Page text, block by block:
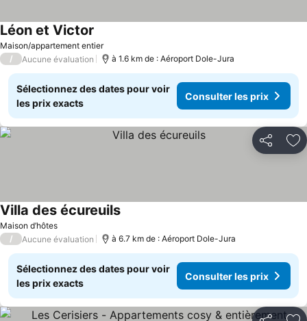
Maison/appartement entier
Léon et Victor
/ Aucune évaluation à 1.6 km de : Aéroport Dole-Jura
Sélectionnez des dates pour voir
les prix exacts
Consulter les prix
Partager
Maison d’hôtes
Villa des écureuils
/ Aucune évaluation à 6.7 km de : Aéroport Dole-Jura
Sélectionnez des dates pour voir
les prix exacts
Consulter les prix